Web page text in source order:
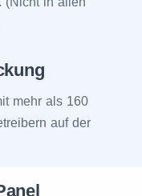
mehr als 160
auf der